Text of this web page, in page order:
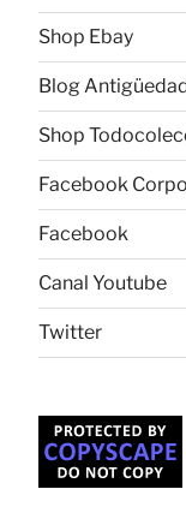
Shop Ebay
Blog
Shop
Facebook
Facebook
Canal Youtube
Twitter